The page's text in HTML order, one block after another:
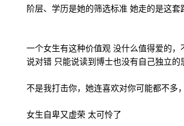
阶层、学历是她的筛选标准 她走的是这套
一个女生有这种价值观 没什么值得爱的
说对错 只能说读到博士也没有自己独立的
不是我打击你，她连喜欢对你可能都不多
女生自卑又虚荣 太可怜了